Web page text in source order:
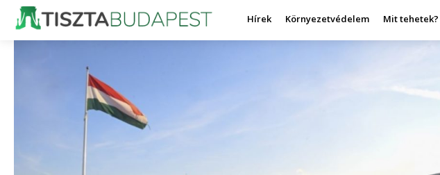
Hírek Környezetvédelem Mit tehetek?